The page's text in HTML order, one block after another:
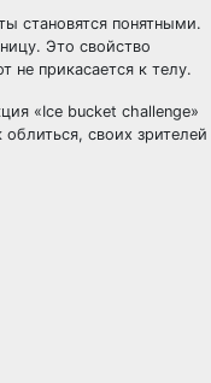
становятся понятными.
Это свойство
не прикасается к телу.
«Ice bucket challenge»
своих зрителей